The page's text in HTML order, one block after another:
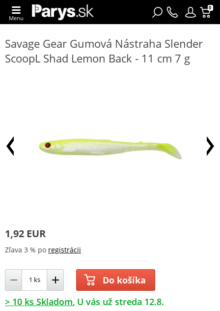
0
Menu
Savage Gear Gumová Nástraha Slender
ScoopL Shad Lemon Back - 11 cm 7 g
1,92 EUR
Zľava 3 % po registrácii
Do košíka
> 10 ks Skladom U vás už streda 12.8.